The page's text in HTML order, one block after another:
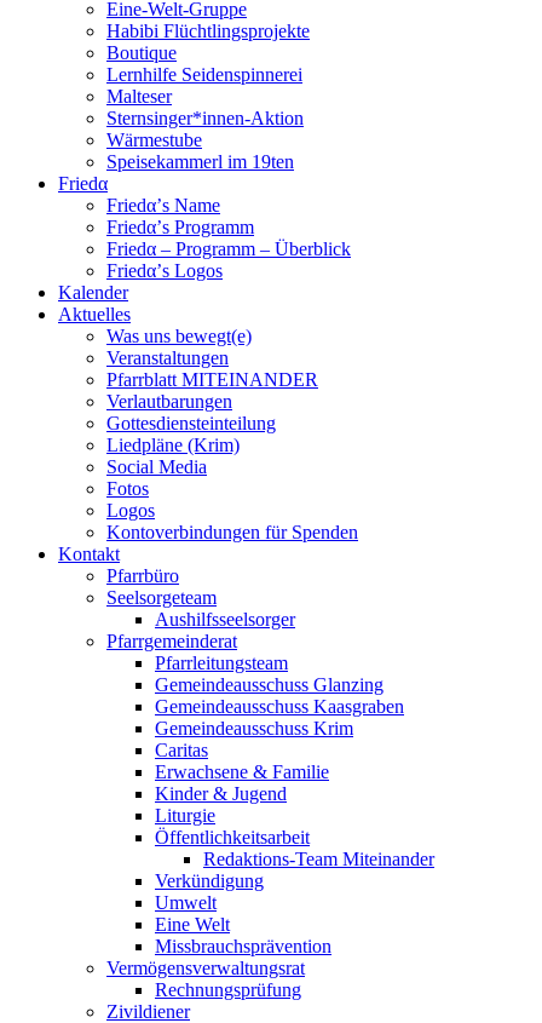
Eine-Welt-Gruppe
Habibi Flüchtlingsprojekte
Boutique
Lernhilfe Seidenspinnerei
Malteser
Sternsinger*innen-Aktion
Wärmestube
Speisekammerl im 19ten
Friedα
Friedα’s Name
Friedα’s Programm
Friedα – Programm – Überblick
Friedα’s Logos
Kalender
Aktuelles
Was uns bewegt(e)
Veranstaltungen
Pfarrblatt MITEINANDER
Verlautbarungen
Gottesdiensteinteilung
Liedpläne (Krim)
Social Media
Fotos
Logos
Kontoverbindungen für Spenden
Kontakt
Pfarrbüro
Seelsorgeteam
Aushilfsseelsorger
Pfarrgemeinderat
Pfarrleitungsteam
Gemeindeausschuss Glanzing
Gemeindeausschuss Kaasgraben
Gemeindeausschuss Krim
Caritas
Erwachsene & Familie
Kinder & Jugend
Liturgie
Öffentlichkeitsarbeit
Redaktions-Team Miteinander
Verkündigung
Umwelt
Eine Welt
Missbrauchsprävention
Vermögensverwaltungsrat
Rechnungsprüfung
Zivildiener